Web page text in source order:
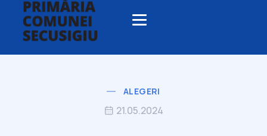
ALEGERI
21.05.2024